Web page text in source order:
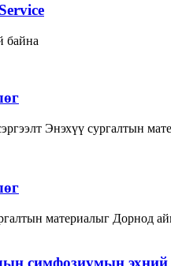
байна
Энэхүү сургалтын
материалыг Дорнод
симфозиумын эхний